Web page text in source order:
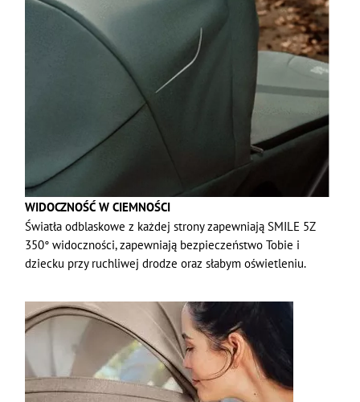
WIDOCZNOŚĆ W CIEMNOŚCI
Światła odblaskowe z każdej strony zapewniają SMILE 5Z
350° widoczności, zapewniają bezpieczeństwo Tobie i
dziecku przy ruchliwej drodze oraz słabym oświetleniu.